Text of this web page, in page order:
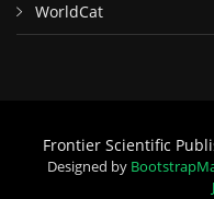
WorldCat
Frontier Scientific
Designed by